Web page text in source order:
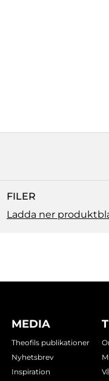
FILER
Ladda ner
MEDIA
Theofils publikationer
Nyhetsbrev
Inspiration